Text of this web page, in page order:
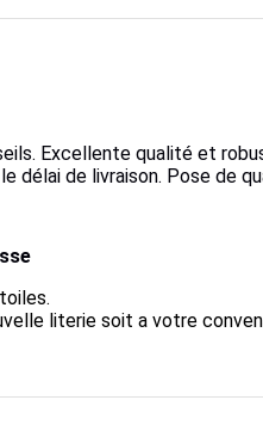
Excellente qualité et
délai de livraison. Pose de
literie soit a votre